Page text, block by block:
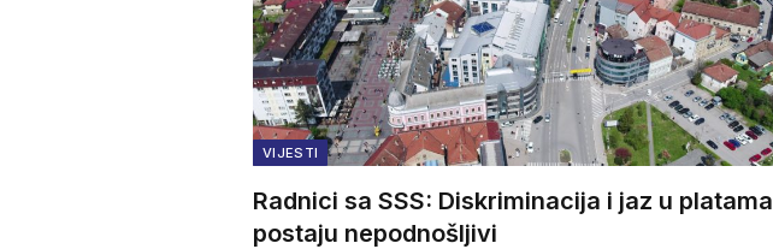
VIJESTI
Radnici sa SSS: Diskriminacija i jaz u platama
postaju nepodnošljivi